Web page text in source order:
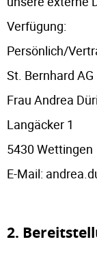
Verfügung:
Persönlich/
St. Bernhard AG
Frau Andrea
Langäcker 1
5430 Wettingen
E-Mail:
2.